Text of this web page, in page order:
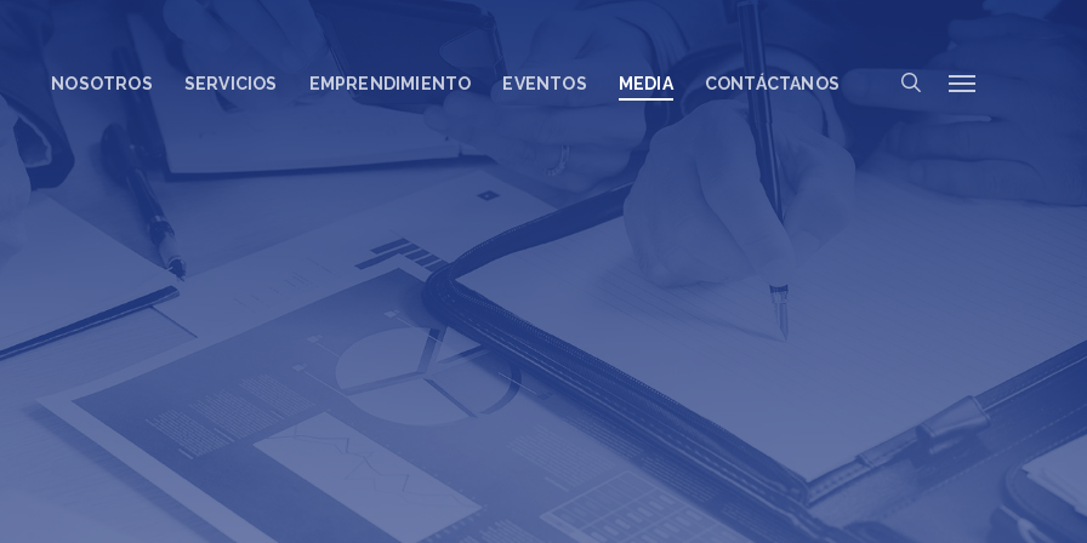
NOSOTROS SERVICIOS EMPRENDIMIENTO EVENTOS MEDIA CONTÁCTANOS search
Menu